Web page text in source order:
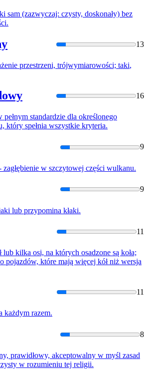
sam (zazwyczaj: czysty, doskonały) bez
13
przestrzeni, trójwymiarowości; taki,
16
pełnym standardzie dla określonego
który spełnia wszystkie kryteria.
9
zagłębienie w szczytowej części wulkanu.
9
lub przypomina kłaki.
11
lub kilka osi, na których osadzone są koła;
pojazdów, które mają więcej kół niż wersja
11
każdym razem.
8
prawidłowy, akceptowalny w myśl zasad
w rozumieniu tej religii.